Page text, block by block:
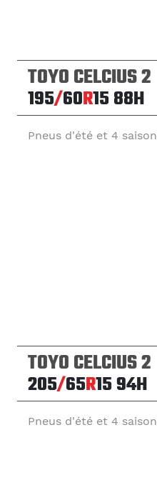
TOYO CELCIUS 2
195/60R1588H
Pneus d'été et 4
TOYO CELCIUS 2
205/65R1594H
Pneus d'été et 4